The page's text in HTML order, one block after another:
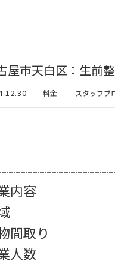
屋市天白区：生前
料金 スタッフブ
業内容 生
域 名古
間取り 団
業人数 3